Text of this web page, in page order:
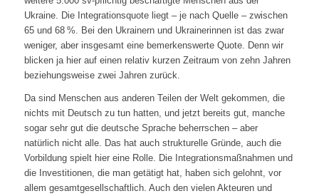
Ukraine. Die Integrationsquote liegt – je nach Quelle – zwischen
65 und 68 %. Bei den Ukrainern und Ukrainerinnen ist das zwar
weniger, aber insgesamt eine bemerkenswerte Quote. Denn wir
blicken ja hier auf einen relativ kurzen Zeitraum von zehn Jahren
beziehungsweise zwei Jahren zurück.
Da sind Menschen aus anderen Teilen der Welt gekommen, die
nichts mit Deutsch zu tun hatten, und jetzt bereits gut, manche
sogar sehr gut die deutsche Sprache beherrschen – aber
natürlich nicht alle. Das hat auch strukturelle Gründe, auch die
Vorbildung spielt hier eine Rolle. Die Integrationsmaßnahmen und
die Investitionen, die man getätigt hat, haben sich gelohnt, vor
allem gesamtgesellschaftlich. Auch den vielen Akteuren und